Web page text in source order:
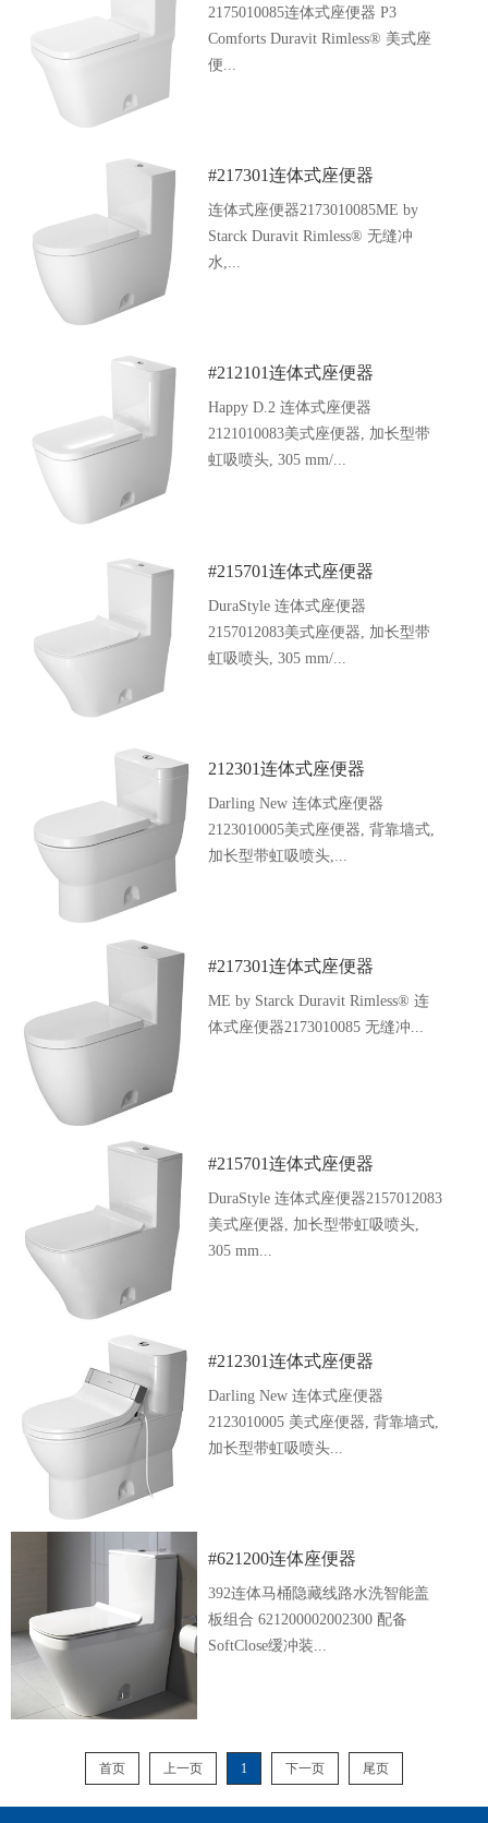
2175010085连体式座便器 P3
Comforts Duravit Rimless® 美式座
便...
#217301连体式座便器
连体式座便器2173010085ME by
Starck Duravit Rimless® 无缝冲
水,...
#212101连体式座便器
Happy D.2 连体式座便器
2121010083美式座便器, 加长型带
虹吸喷头, 305 mm/...
#215701连体式座便器
DuraStyle 连体式座便器
2157012083美式座便器, 加长型带
虹吸喷头, 305 mm/...
212301连体式座便器
Darling New 连体式座便器
2123010005美式座便器, 背靠墙式,
加长型带虹吸喷头,...
#217301连体式座便器
ME by Starck Duravit Rimless® 连
体式座便器2173010085 无缝冲...
#215701连体式座便器
DuraStyle 连体式座便器2157012083
美式座便器, 加长型带虹吸喷头,
305 mm...
#212301连体式座便器
Darling New 连体式座便器
2123010005 美式座便器, 背靠墙式,
加长型带虹吸喷头...
#621200连体座便器
392连体马桶隐藏线路水洗智能盖
板组合 621200002002300 配备
SoftClose缓冲装...
首页 上一页 1 下一页 尾页